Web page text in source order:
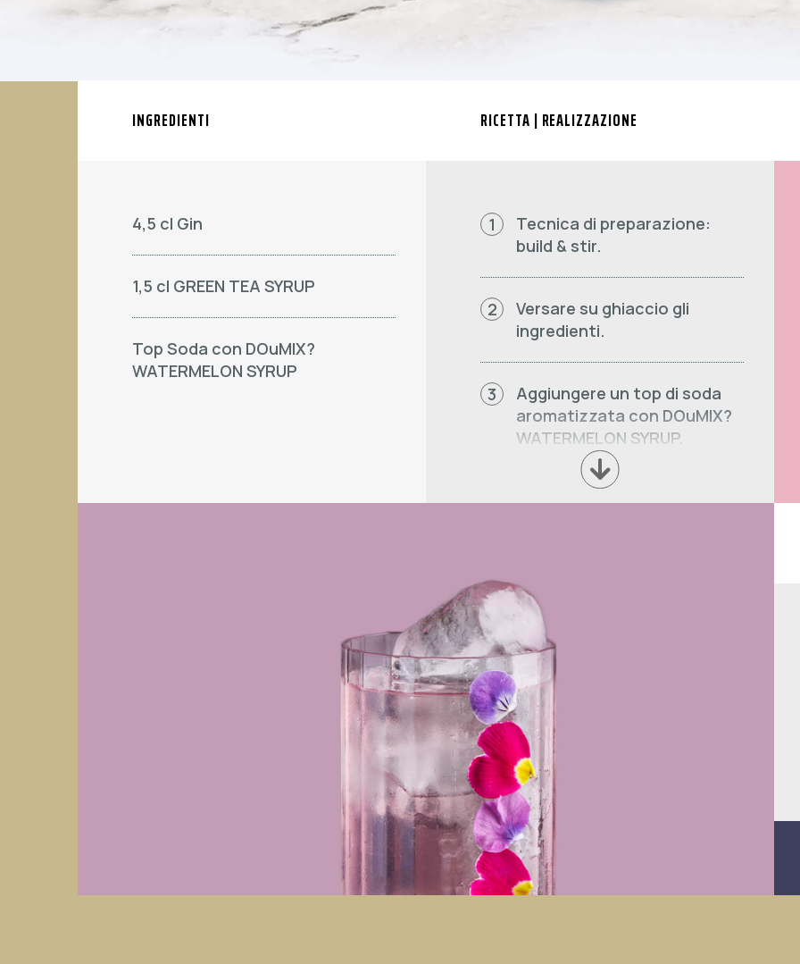
INGREDIENTI
4,5 cl Gin
1,5 cl GREEN TEA SYRUP
Top Soda con DOuMIX?
WATERMELON SYRUP
RICETTA | REALIZZAZIONE
1
Tecnica di preparazione:
build & stir.
2
Versare su ghiaccio gli
ingredienti.
3
Aggiungere un top di soda
aromatizzata con DOuMIX?
WATERMELON SYRUP.
4
Miscelare delicatamente e